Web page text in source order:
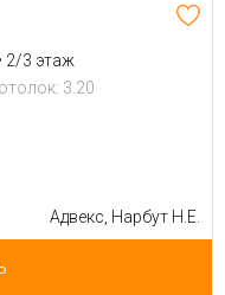
2/3 этаж
3.20
Адвекс, Нарбут Н.Е.